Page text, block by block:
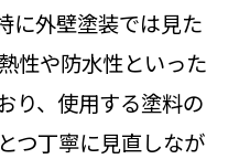
に外壁塗装では見た
性や防水性といった
り、使用する塗料の
つ丁寧に見直しなが